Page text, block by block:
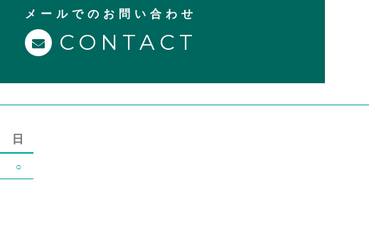
メールでのお問い合わせ
CONTACT
日
○